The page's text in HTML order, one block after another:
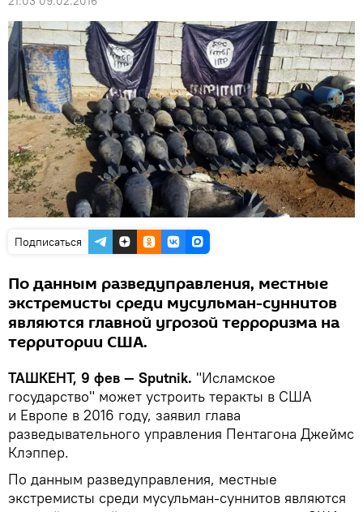
Подписаться
По данным разведуправления, местные
экстремисты среди мусульман-суннитов
являются главной угрозой терроризма на
территории США.
ТАШКЕНТ, 9 фев — Sputnik. "Исламское
государство" может устроить теракты в США
и Европе в 2016 году, заявил глава
разведывательного управления Пентагона Джеймс
Клэппер.
По данным разведуправления, местные
экстремисты среди мусульман-суннитов являются